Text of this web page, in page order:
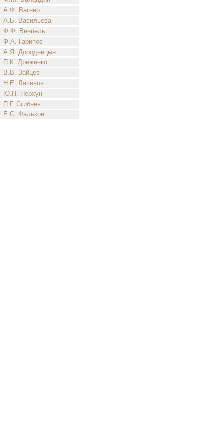
А.Ф. Вагнер
А.Б. Васильева
Ф.Ф. Венцель
Ф.А. Гарипов
А.Я. Дородницын
П.К. Дриженко
В.В. Зайцев
Н.Е. Лачинов
Ю.Н. Перхун
П.Г. Сгибнев
Е.С. Фалькон